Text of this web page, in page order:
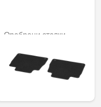
Оребрени стелки,
Комплект от 2
47,40 € / 92,71 лв.